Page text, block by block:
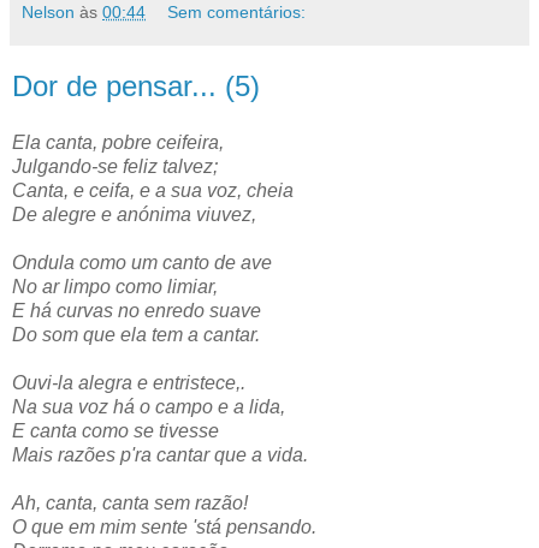
Nelson às 00:44 Sem comentários:
Dor de pensar... (5)
Ela canta, pobre ceifeira,
Julgando-se feliz talvez;
Canta, e ceifa, e a sua voz, cheia
De alegre e anónima viuvez,
Ondula como um canto de ave
No ar limpo como limiar,
E há curvas no enredo suave
Do som que ela tem a cantar.
Ouvi-la alegra e entristece,.
Na sua voz há o campo e a lida,
E canta como se tivesse
Mais razões p'ra cantar que a vida.
Ah, canta, canta sem razão!
O que em mim sente 'stá pensando.